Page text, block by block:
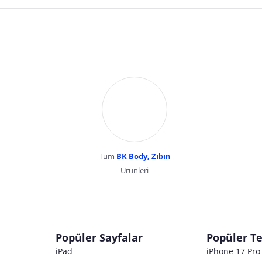
Tüm BK Body, Zıbın
Ürünleri
Popüler Sayfalar
iPad
Popüler
iPhone 17